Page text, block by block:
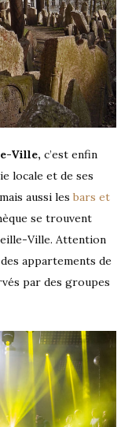
Ville, c’est enfin
locale et de ses
mais aussi les bars et
se trouvent
Ville. Attention
appartements de
par des groupes